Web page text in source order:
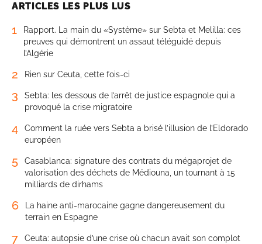
ARTICLES LES PLUS LUS
1
Rapport. La main du «Système» sur Sebta et Melilla: ces
preuves qui démontrent un assaut téléguidé depuis
l’Algérie
2 Rien sur Ceuta, cette fois-ci
3
Sebta: les dessous de l’arrêt de justice espagnole qui a
provoqué la crise migratoire
4
Comment la ruée vers Sebta a brisé l’illusion de l’Eldorado
européen
5
Casablanca: signature des contrats du mégaprojet de
valorisation des déchets de Médiouna, un tournant à 15
milliards de dirhams
6
La haine anti-marocaine gagne dangereusement du
terrain en Espagne
7 Ceuta: autopsie d’une crise où chacun avait son complot